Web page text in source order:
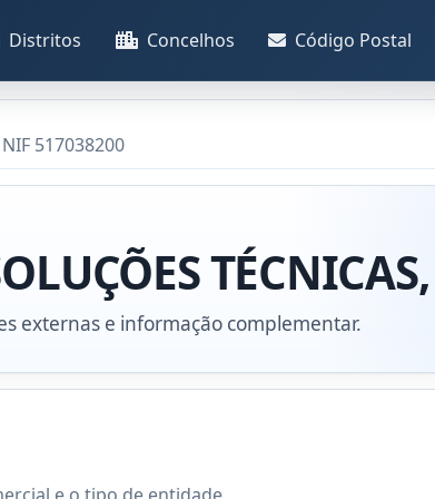
Distritos Concelhos Código Postal
NIF 517038200
externas e informação complementar.